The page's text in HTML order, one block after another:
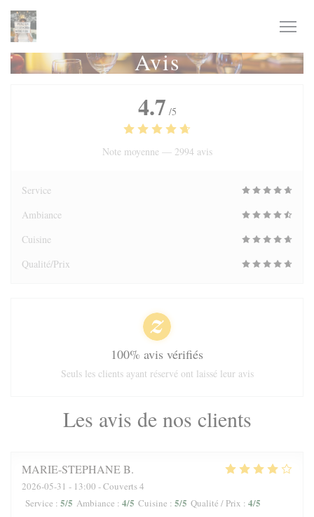
Personnalisation de vos choix en matière de cookies
Avis
Les avis de nos clients
MARIE-STEPHANEB
2026-05-31 - 13:00 - Couverts 4
Service : 5/5 Ambiance : 4/5 Cuisine : 5/5 Qualité / Prix : 4/5
4.7 /5
Note moyenne — 2994 avis
Service
Ambiance
Cuisine
Qualité/Prix
100% avis vérifiés
Seuls les clients ayant réservé ont laissé leur avis